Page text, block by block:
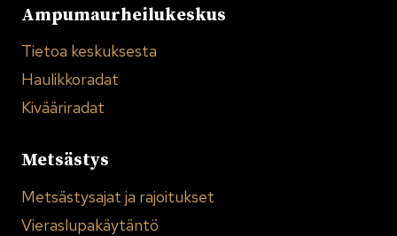
Ampumaurheilukeskus
Tietoa keskuksesta
Haulikkoradat
Kivääriradat
Metsästys
Metsästysajat ja rajoitukset
Vieraslupakäytäntö